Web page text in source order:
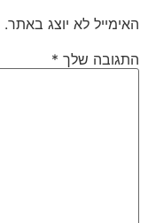
האימייל לא יוצג באתר.
התגובה שלך *